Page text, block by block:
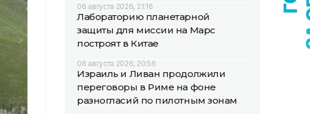
06 августа 2026, 21:16
Лабораторию планетарной
защиты для миссии на Марс
построят в Китае
06 августа 2026, 20:56
Израиль и Ливан продолжили
переговоры в Риме на фоне
разногласий по пилотным зонам